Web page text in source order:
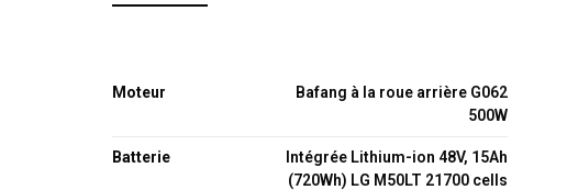
Moteur
Bafang à la roue arrière G062
500W
Batterie
Intégrée Lithium-ion 48V, 15Ah
(720Wh) LG M50LT 21700 cells